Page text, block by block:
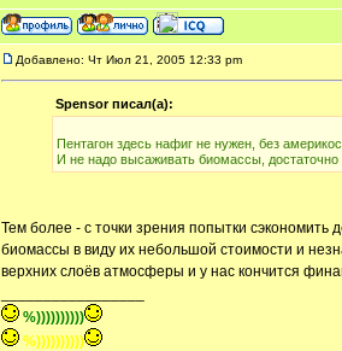
Добавлено: Чт Июл 21, 2005 12:33 pm
Spensor писал(а):
Пентагон здесь нафиг не нужен, без
И не надо высаживать биомассы,
Тем более - с точки зрения попытки сэкономить
биомассы в виду их небольшой стоимости и
верхних слоёв атмосферы и у нас кончится
%))))))))))
%))))))))))